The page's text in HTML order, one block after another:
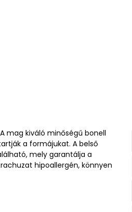
mag kiváló minőségű bonell
a formájukat. A belső
mely garantálja a
hipoallergén, könnyen